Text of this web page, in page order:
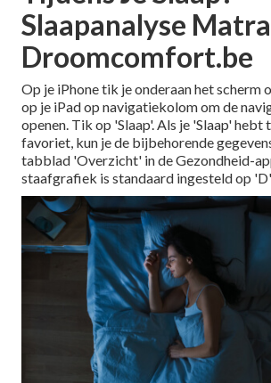
Slaapanalyse
Droomcomfort.be
Op je iPhone tik je onderaan het scherm
op je iPad op navigatiekolom om de
openen. Tik op 'Slaap'. Als je 'Slaap' hebt
favoriet, kun je de bijbehorende
tabblad 'Overzicht' in de Gezondheid-
staafgrafiek is standaard ingesteld op